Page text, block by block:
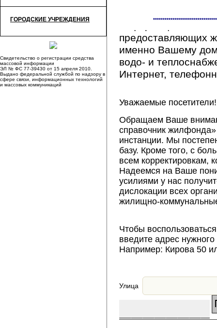
ГОРОДСКИЕ УЧРЕЖДЕНИЯ
Свидетельство о регистрации средства
массовой информации
ЭЛ № ФС 77-39430 от 15 апреля 2010.
Выдано федеральной службой по надзору в
сфере связи, информационных технологий
и массовых коммуникаций
предоставляющих
именно Вашему
водо- и
Интернет,
Уважаемые посетители!
Обращаем Ваше
справочник
инстанции. Мы
базу. Кроме того, с
всем корректировкам,
Надеемся на Ваше
усилиями у нас
дислокации всех
жилищно-
Чтобы
введите адрес
Например: Кирова 50
Улица